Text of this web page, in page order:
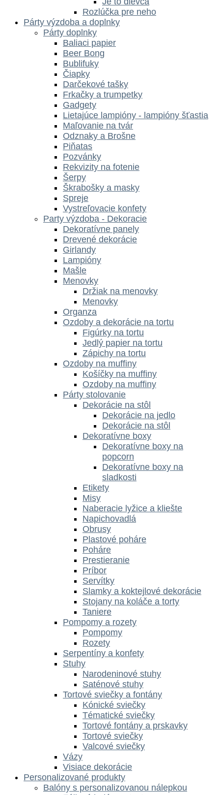
Rozlúčka pre neho
Párty výzdoba a doplnky
Párty doplnky
Baliaci papier
Beer Bong
Bublifuky
Čiapky
Darčekové tašky
Frkačky a trumpetky
Gadgety
Lietajúce lampióny - lampióny šťastia
Maľovanie na tvár
Odznaky a Brošne
Piňatas
Pozvánky
Rekvizity na fotenie
Šerpy
Škrabošky a masky
Spreje
Vystreľovacie konfety
Party výzdoba - Dekoracie
Dekoratívne panely
Drevené dekorácie
Girlandy
Lampióny
Mašle
Menovky
Držiak na menovky
Menovky
Organza
Ozdoby a dekorácie na tortu
Figúrky na tortu
Jedlý papier na tortu
Zápichy na tortu
Ozdoby na muffiny
Košíčky na muffiny
Ozdoby na muffiny
Párty stolovanie
Dekorácie na stôl
Dekorácie na jedlo
Dekorácie na stôl
Dekoratívne boxy
Dekoratívne boxy na
popcorn
Dekoratívne boxy na
sladkosti
Etikety
Misy
Naberacie lyžice a kliešte
Napichovadlá
Obrusy
Plastové poháre
Poháre
Prestieranie
Príbor
Servítky
Slamky a koktejlové dekorácie
Stojany na koláče a torty
Taniere
Pompomy a rozety
Pompomy
Rozety
Serpentíny a konfety
Stuhy
Narodeninové stuhy
Saténové stuhy
Tortové sviečky a fontány
Kónické sviečky
Tématické sviečky
Tortové fontány a prskavky
Tortové sviečky
Valcové sviečky
Vázy
Visiace dekorácie
Personalizované produkty
Balóny s personalizovanou nálepkou